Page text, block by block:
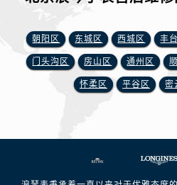
朝阳区 东城区 西城区 丰
门头沟区 房山区 通州区
怀柔区 平谷区 密